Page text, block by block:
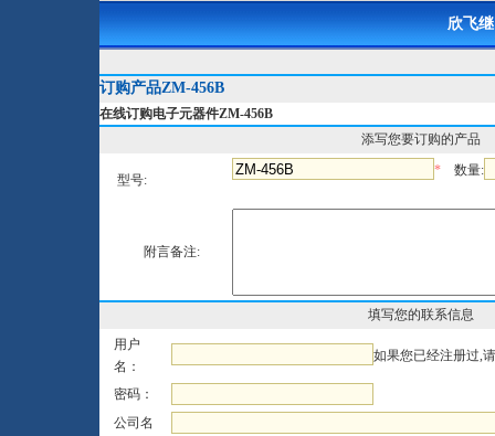
欣飞
订购产品ZM-456B
在线订购电子元器件ZM-456B
添写您要订购的产品
型号:
* 数量:
附言备注:
填写您的联系信息
用户
名：
如果您已经注册过,
密码：
公司名